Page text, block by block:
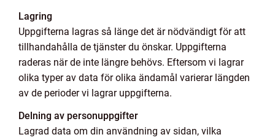
Lagring
Uppgifterna lagras så länge det är nödvändigt för att
tillhandahålla de tjänster du önskar. Uppgifterna
raderas när de inte längre behövs. Eftersom vi lagrar
olika typer av data för olika ändamål varierar längden
av de perioder vi lagrar uppgifterna.
Delning av personuppgifter
Lagrad data om din användning av sidan, vilka